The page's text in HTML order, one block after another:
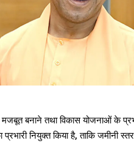
बनाने तथा विकास योजनाओं के
प्रभारी नियुक्त किया है, ताकि